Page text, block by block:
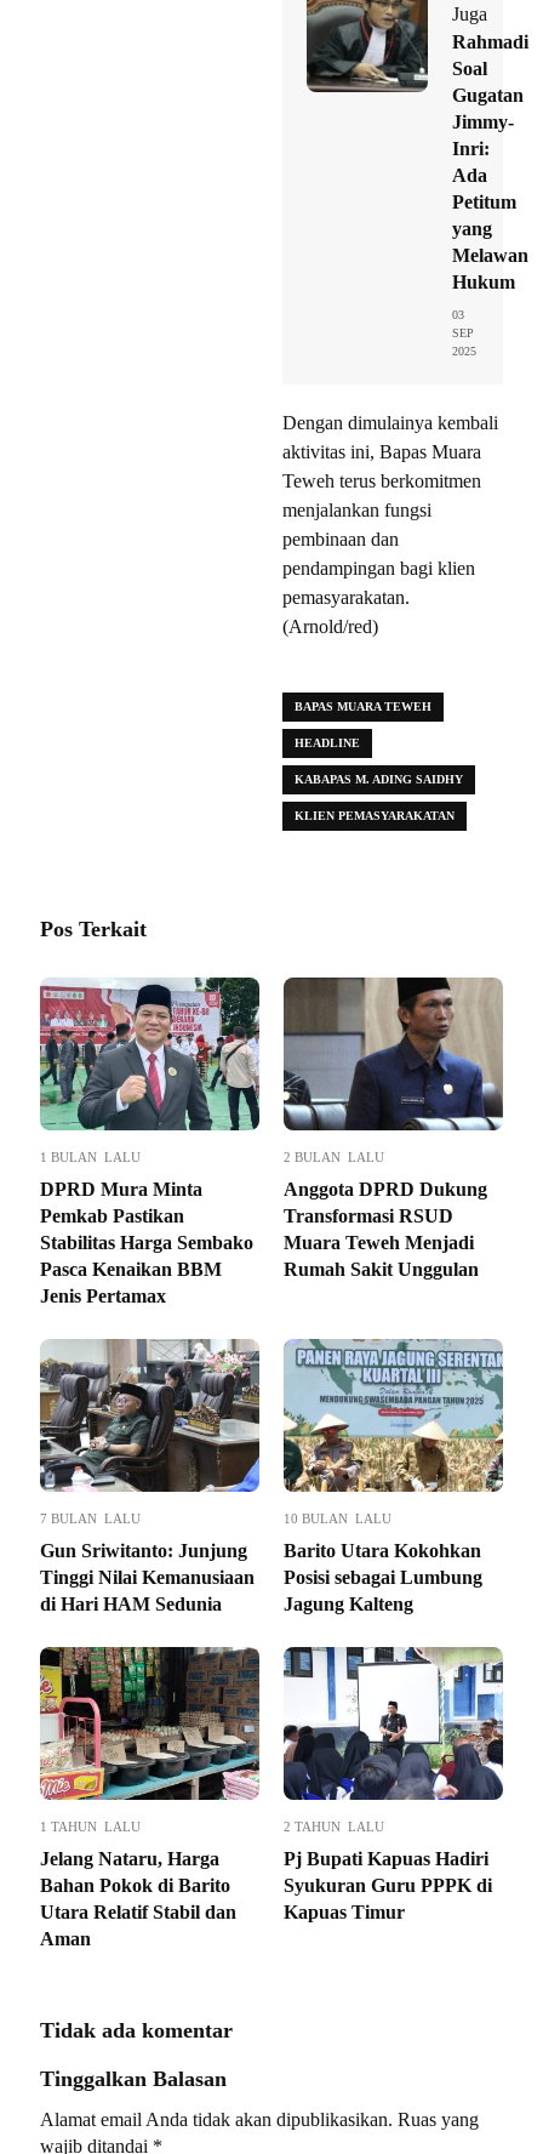
Juga
Rahmadi
Soal
Gugatan
Jimmy-
Inri:
Ada
Petitum
yang
Melawan
Hukum
03
SEP
2025
Dengan dimulainya kembali
aktivitas ini, Bapas Muara
Teweh terus berkomitmen
menjalankan fungsi
pembinaan dan
pendampingan bagi klien
pemasyarakatan.
(Arnold/red)
BAPAS MUARA TEWEH
HEADLINE
KABAPAS M. ADING SAIDHY
KLIEN PEMASYARAKATAN
Pos Terkait
1 BULAN LALU
DPRD Mura Minta
Pemkab Pastikan
Stabilitas Harga Sembako
Pasca Kenaikan BBM
Jenis Pertamax
2 BULAN LALU
Anggota DPRD Dukung
Transformasi RSUD
Muara Teweh Menjadi
Rumah Sakit Unggulan
7 BULAN LALU
Gun Sriwitanto: Junjung
Tinggi Nilai Kemanusiaan
di Hari HAM Sedunia
10 BULAN LALU
Barito Utara Kokohkan
Posisi sebagai Lumbung
Jagung Kalteng
1 TAHUN LALU
Jelang Nataru, Harga
Bahan Pokok di Barito
Utara Relatif Stabil dan
Aman
2 TAHUN LALU
Pj Bupati Kapuas Hadiri
Syukuran Guru PPPK di
Kapuas Timur
Tidak ada komentar
Tinggalkan Balasan
Alamat email Anda tidak akan dipublikasikan. Ruas yang
wajib ditandai *